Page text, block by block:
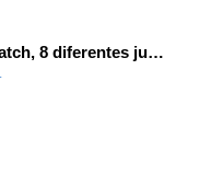
Programa con Scratch, 8 diferentes juegos para vivir la emoción de los partidos de España en el mundial 2026